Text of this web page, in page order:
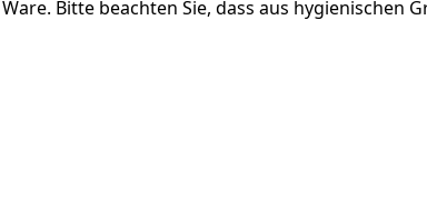
Bitte beachten Sie, dass aus